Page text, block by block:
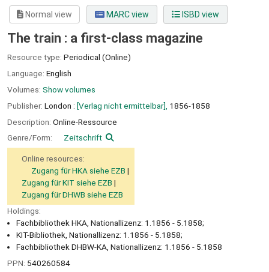
Normal view MARC view ISBD view
The train : a first-class magazine
Resource type: Periodical (Online)
Language: English
Volumes: Show volumes
Publisher: London : [Verlag nicht ermittelbar], 1856-1858
Description: Online-Ressource
Genre/Form:
Zeitschrift
Online resources:
Zugang für HKA siehe EZB
Zugang für KIT siehe EZB
Zugang für DHWB siehe EZB
Holdings:
Fachbibliothek HKA, Nationallizenz: 1.1856 - 5.1858;
KIT-Bibliothek, Nationallizenz: 1.1856 - 5.1858;
Fachbibliothek DHBW-KA, Nationallizenz: 1.1856 - 5.1858
PPN: 540260584